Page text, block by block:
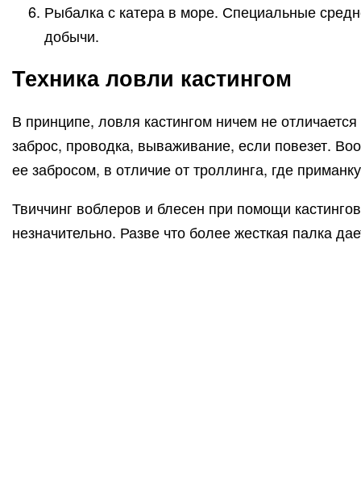
Рыбалка с катера в море. Специальные
добычи.
Техника ловли кастингом
В принципе, ловля кастингом ничем не
заброс, проводка, вываживание, если повезет.
ее забросом, в отличие от троллинга, где
Твиччинг воблеров и блесен при помощи
незначительно. Разве что более жесткая палка